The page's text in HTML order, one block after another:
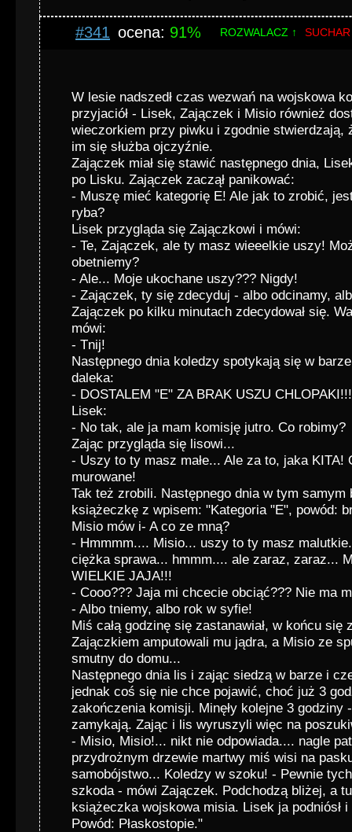
#341 ocena: 91% ROZWALACZ ↑
W lesie nadszedł czas wezwań na wojskowa
przyjaciół - Lisek, Zajączek i Misio również
wieczorkiem przy piwku i zgodnie stwierdzają,
im się służba ojczyźnie.
Zajączek miał się stawić następnego dnia,
po Lisku. Zajączek zaczął panikować:
- Muszę mieć kategorię E! Ale jak to zrobić,
ryba?
Lisek przygląda się Zajączkowi i mówi:
- Te, Zajączek, ale ty masz wieeelkie uszy!
obetniemy?
- Ale... Moje ukochane uszy??? Nigdy!
- Zajączek, ty się zdecyduj - albo odcinamy,
Zajączek po kilku minutach zdecydował się.
mówi:
- Tnij!
Następnego dnia koledzy spotykają się w
daleka:
- DOSTALEM "E" ZA BRAK USZU CHLOPAKI!!!
Lisek:
- No tak, ale ja mam komisję jutro. Co robimy?
Zając przygląda się lisowi...
- Uszy to ty masz małe... Ale za to, jaka KITA!
murowane!
Tak też zrobili. Następnego dnia w tym samym
książeczkę z wpisem: "Kategoria "E", powód:
Misio mów i- A co ze mną?
- Hmmmm.... Misio... uszy to ty masz
ciężka sprawa... hmmm.... ale zaraz, zaraz...
WIELKIE JAJA!!!
- Cooo??? Jaja mi chcecie obciąć??? Nie ma
- Albo tniemy, albo rok w syfie!
Miś całą godzinę się zastanawiał, w końcu się
Zajączkiem amputowali mu jądra, a Misio ze
smutny do domu...
Następnego dnia lis i zając siedzą w barze i
jednak coś się nie chce pojawić, choć już 3
zakończenia komisji. Minęły kolejne 3 godziny
zamykają. Zając i lis wyruszyli więc na
- Misio, Misio!... nikt nie odpowiada.... nagle
przydrożnym drzewie martwy miś wisi na
samobójstwo... Koledzy w szoku! - Pewnie
szkoda - mówi Zajączek. Podchodzą bliżej, a
książeczka wojskowa misia. Lisek ja podniósł
Powód: Płaskostopie."